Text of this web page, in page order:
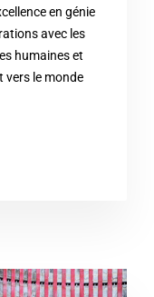
en génie
avec les
humaines et
vers le monde